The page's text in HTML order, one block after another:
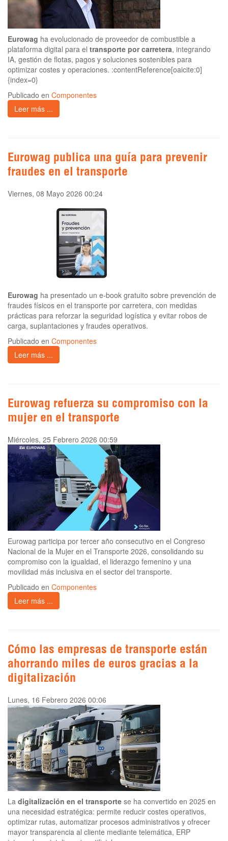
Eurowag ha evolucionado de proveedor de combustible a
plataforma digital para el transporte por carretera, integrando
IA, gestión de flotas, pagos y soluciones sostenibles para
optimizar costes y operaciones. :contentReference[oaicite:0]
{index=0}
Publicado en Componentes
Leer más ...
Eurowag publica una guía para prevenir
fraudes en el transporte
Viernes, 08 Mayo 2026 00:24
Eurowag ha presentado un e-book gratuito sobre prevención de
fraudes físicos en el transporte por carretera, con medidas
prácticas para reforzar la seguridad logística y evitar robos de
carga, suplantaciones y fraudes operativos.
Publicado en Componentes
Leer más ...
Eurowag refuerza su compromiso con la
mujer en el transporte
Miércoles, 25 Febrero 2026 00:59
Eurowag participa por tercer año consecutivo en el Congreso
Nacional de la Mujer en el Transporte 2026, consolidando su
compromiso con la igualdad, el liderazgo femenino y una
movilidad más inclusiva en el sector del transporte.
Publicado en Componentes
Leer más ...
Cómo las empresas de transporte están
ahorrando miles de euros gracias a la
digitalización
Lunes, 16 Febrero 2026 00:06
La digitalización en el transporte se ha convertido en 2025 en
una necesidad estratégica: permite reducir costes operativos,
optimizar rutas, automatizar procesos administrativos y ofrecer
mayor transparencia al cliente mediante telemática, ERP